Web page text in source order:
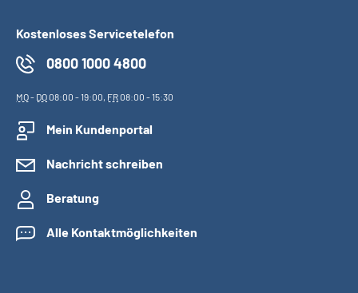
Kostenloses Servicetelefon
0800 1000 4800
MO- DO08:00 - 19:00, FR08:00 - 15:30
Mein Kundenportal
Nachricht schreiben
Beratung
Alle Kontaktmöglichkeiten